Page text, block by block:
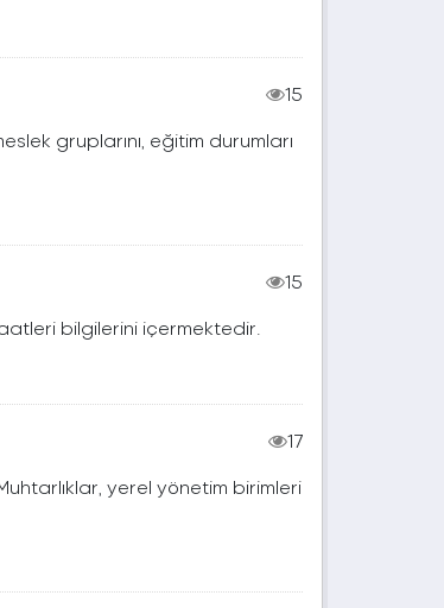
15
gruplarını, eğitim durumları
15
bilgilerini içermektedir.
17
yerel yönetim birimleri